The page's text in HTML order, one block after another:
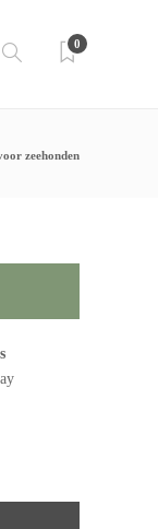
0
zeehonden